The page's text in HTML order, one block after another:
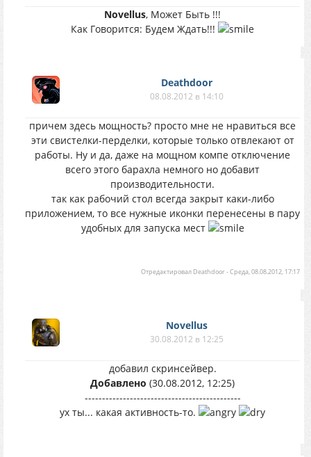
Novellus, Может Быть !!!
Как Говорится: Будем Ждать!!!
Deathdoor
08.08.2012 в 14:10
причем здесь мощность? просто мне не нравиться все
эти свистелки-перделки, которые только отвлекают от
работы. Ну и да, даже на мощном компе отключение
всего этого барахла немного но добавит
производительности.
так как рабочий стол всегда закрыт каки-либо
приложением, то все нужные иконки перенесены в пару
удобных для запуска мест
Отредактировал Deathdoor-Среда, 08.08.2012, 17:17
Novellus
30.08.2012 в 12:25
добавил скринсейвер.
Добавлено (30.08.2012, 12:25)
---------------------------------------------
ух ты... какая активность-то.